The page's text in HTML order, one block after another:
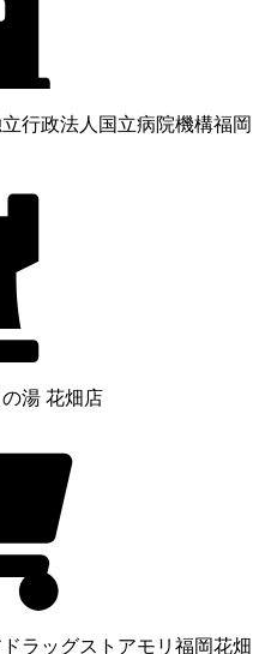
行政法人国立病院機構福岡
湯 花畑店
ドラッグストアモリ福岡花畑